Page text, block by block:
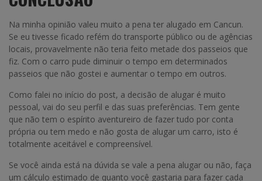
Na minha opinião valeu muito a pena ter alugado em Cancun.
Se eu tivesse ficado refém do transporte público ou de agências
locais, provavelmente não teria feito metade dos passeios que
fiz. Com o carro pude diminuir o tempo em determinados
passeios que não gostei e aumentar o tempo em outros.
Como falei no início do post, a decisão de alugar é muito
pessoal, vai do seu perfil e das suas preferências. Tem gente
que não tem o espírito aventureiro de fazer tudo por conta
própria ou tem medo e não gosta de alugar um carro, isto é
totalmente aceitável e compreensível.
Se você ainda está na dúvida se vale a pena alugar ou não, faça
um cálculo estimado de quanto você gastaria para fazer cada